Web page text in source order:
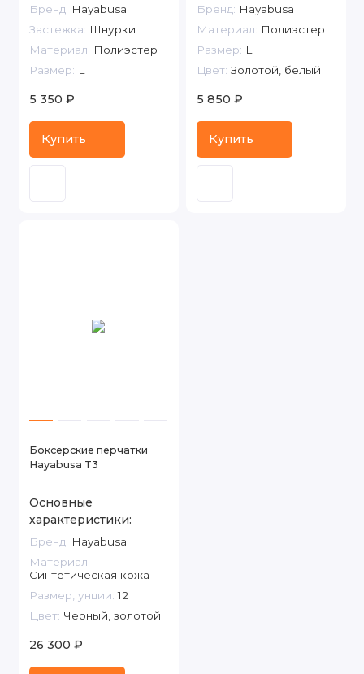
Бренд: Hayabusa
Застежка: Шнурки
Материал: Полиэстер
Размер: L
5 350 ₽
Купить
Бренд: Hayabusa
Материал: Полиэстер
Размер: L
Цвет: Золотой, белый
5 850 ₽
Купить
Боксерские перчатки
Hayabusa T3
Основные
характеристики:
Бренд: Hayabusa
Материал:
Синтетическая кожа
Размер, унции: 12
Цвет: Черный, золотой
26 300 ₽